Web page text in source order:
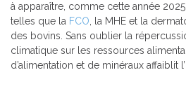
à apparaître, comme cette année
telles que la FCO , la MHE et la
des bovins. Sans oublier la
climatique sur les ressources
d’alimentation et de minéraux affaiblit